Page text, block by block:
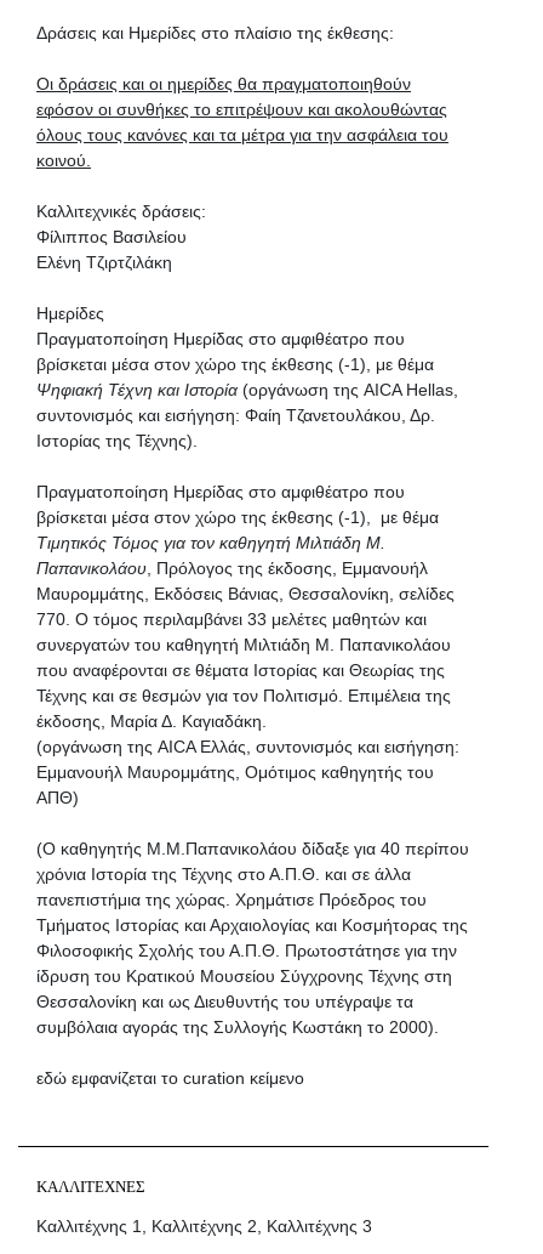
Δράσεις και Ημερίδες στο πλαίσιο της έκθεσης:
Οι δράσεις και οι ημερίδες θα πραγματοποιηθούν
εφόσον οι συνθήκες το επιτρέψουν και ακολουθώντας
όλους τους κανόνες και τα μέτρα για την ασφάλεια του
κοινού.
Καλλιτεχνικές δράσεις:
Φίλιππος Βασιλείου
Ελένη Τζιρτζιλάκη
Ημερίδες
Πραγματοποίηση Ημερίδας στο αμφιθέατρο που
βρίσκεται μέσα στον χώρο της έκθεσης (-1), με θέμα
Ψηφιακή Τέχνη και Ιστορία (οργάνωση της AICA Hellas,
συντονισμός και εισήγηση: Φαίη Τζανετουλάκου, Δρ.
Ιστορίας της Τέχνης).
Πραγματοποίηση Ημερίδας στο αμφιθέατρο που
βρίσκεται μέσα στον χώρο της έκθεσης (-1), με θέμα
Τιμητικός Τόμος για τον καθηγητή Μιλτιάδη Μ.
Παπανικολάου , Πρόλογος της έκδοσης, Εμμανουήλ
Μαυρομμάτης, Εκδόσεις Βάνιας, Θεσσαλονίκη, σελίδες
770. Ο τόμος περιλαμβάνει 33 μελέτες μαθητών και
συνεργατών του καθηγητή Μιλτιάδη Μ. Παπανικολάου
που αναφέρονται σε θέματα Ιστορίας και Θεωρίας της
Τέχνης και σε θεσμών για τον Πολιτισμό. Επιμέλεια της
έκδοσης, Μαρία Δ. Καγιαδάκη.
(οργάνωση της AICA Ελλάς, συντονισμός και εισήγηση:
Εμμανουήλ Μαυρομμάτης, Ομότιμος καθηγητής του
ΑΠΘ)
(Ο καθηγητής Μ.Μ.Παπανικολάου δίδαξε για 40 περίπου
χρόνια Ιστορία της Τέχνης στο Α.Π.Θ. και σε άλλα
πανεπιστήμια της χώρας. Χρημάτισε Πρόεδρος του
Τμήματος Ιστορίας και Αρχαιολογίας και Κοσμήτορας της
Φιλοσοφικής Σχολής του Α.Π.Θ. Πρωτοστάτησε για την
ίδρυση του Κρατικού Μουσείου Σύγχρονης Τέχνης στη
Θεσσαλονίκη και ως Διευθυντής του υπέγραψε τα
συμβόλαια αγοράς της Συλλογής Κωστάκη το 2000).
εδώ εμφανίζεται το curation κείμενο
ΚΑΛΛΙΤΕΧΝΕΣ
Καλλιτέχνης 1, Καλλιτέχνης 2, Καλλιτέχνης 3